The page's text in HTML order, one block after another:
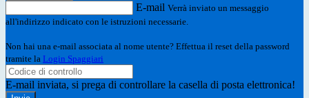
E-mail Verrà inviato un messaggio
all'indirizzo indicato con le istruzioni necessarie.
Non hai una e-mail associata al nome utente? Effettua il reset della password
tramite la Login Spaggiari
E-mail inviata, si prega di controllare la casella di posta elettronica!